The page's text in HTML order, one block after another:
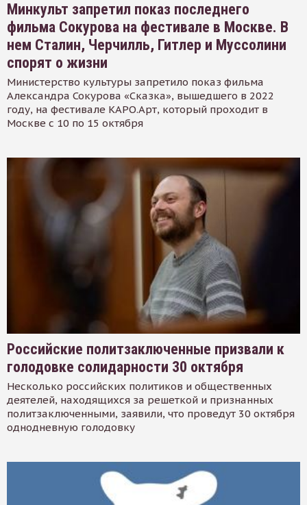
Минкульт запретил показ последнего
фильма Сокурова на фестивале в Москве. В
нем Сталин, Черчилль, Гитлер и Муссолини
спорят о жизни
Министерство культуры запретило показ фильма
Александра Сокурова «Сказка», вышедшего в 2022
году, на фестивале КАРО.Арт, который проходит в
Москве с 10 по 15 октября
Российские политзаключенные призвали к
голодовке солидарности 30 октября
Несколько российских политиков и общественных
деятелей, находящихся за решеткой и признанных
политзаключенными, заявили, что проведут 30 октября
однодневную голодовку